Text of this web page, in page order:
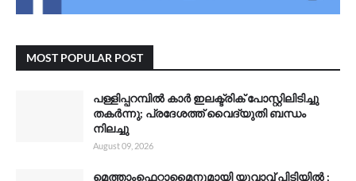
MOST POPULAR POST
പള്ളിപ്പറമ്പിൽ കാർ ഇലക്ട്രിക് പോസ്റ്റിലിടിച്ചു
തകർന്നു; പ്രദേശത്ത് വൈദ്യുതി ബന്ധം
നിലച്ചു
August 09, 2026
മെത്താംഫെറ്റാമൈനുമായി യുവാവ് പിടിയിൽ ;